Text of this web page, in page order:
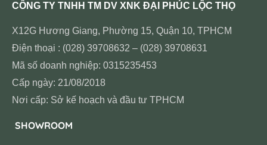
CÔNG TY TNHH TM DV XNK ĐẠI PHÚC LỘC THỌ
X12G Hương Giang, Phường 15, Quận 10, TPHCM
Điện thoại : (028) 39708632 – (028) 39708631
Mã số doanh nghiệp: 0315235453
Cấp ngày: 21/08/2018
Nơi cấp: Sở kế hoạch và đầu tư TPHCM
SHOWROOM